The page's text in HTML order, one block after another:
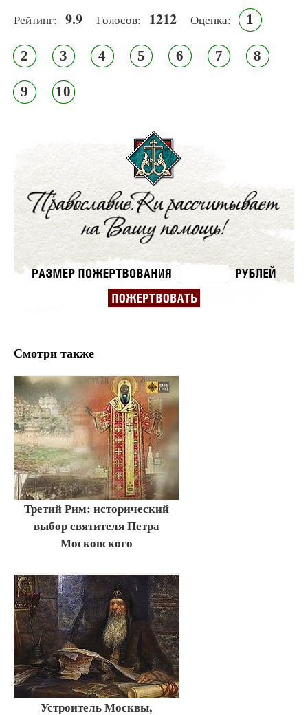
Рейтинг: 9.9 Голосов: 1212 Оценка: 1
2 3 4 5 6 7 8
9 10
Смотри также
Третий Рим: исторический
выбор святителя Петра
Московского
Устроитель Москвы,